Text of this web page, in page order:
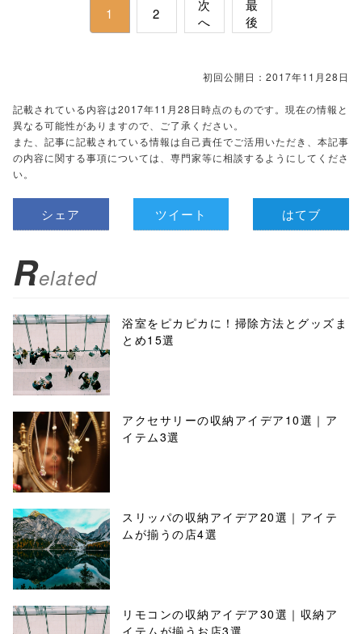
1 2
次
へ
最
後
初回公開日：2017年11月28日
記載されている内容は2017年11月28日時点のものです。現在の情報と
異なる可能性がありますので、ご了承ください。
また、記事に記載されている情報は自己責任でご活用いただき、本記事
の内容に関する事項については、専門家等に相談するようにしてくださ
い。
シェア ツイート はてブ
Related
浴室をピカピカに！掃除方法とグッズま
とめ15選
アクセサリーの収納アイデア10選｜ア
イテム3選
スリッパの収納アイデア20選｜アイテ
ムが揃うの店4選
リモコンの収納アイデア30選｜収納ア
イテムが揃うお店3選